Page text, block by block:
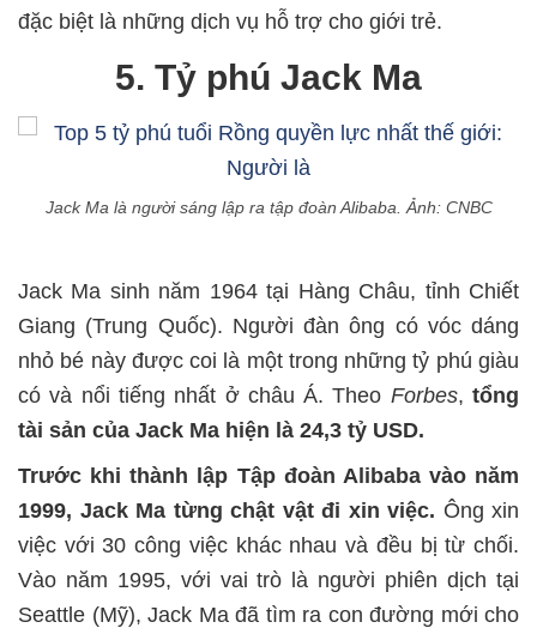
đặc biệt là những dịch vụ hỗ trợ cho giới trẻ.
5. Tỷ phú Jack Ma
Jack Ma là người sáng lập ra tập đoàn Alibaba. Ảnh: CNBC
Jack Ma sinh năm 1964 tại Hàng Châu, tỉnh Chiết
Giang (Trung Quốc). Người đàn ông có vóc dáng
nhỏ bé này được coi là một trong những tỷ phú giàu
có và nổi tiếng nhất ở châu Á. Theo Forbes,tổng
tài sản của Jack Ma hiện là 24,3 tỷ USD.
Trước khi thành lập Tập đoàn Alibaba vào năm
1999, Jack Ma từng chật vật đi xin việc. Ông xin
việc với 30 công việc khác nhau và đều bị từ chối.
Vào năm 1995, với vai trò là người phiên dịch tại
Seattle (Mỹ), Jack Ma đã tìm ra con đường mới cho